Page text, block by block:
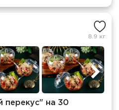
8.9 кг
перекус" на 30